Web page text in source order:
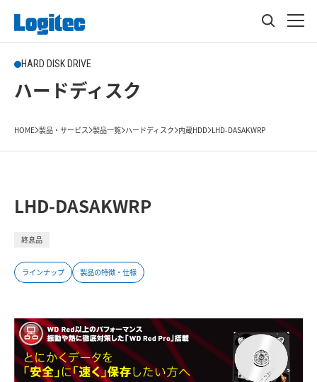
HARD DISK DRIVE
ハードディスク
HOME 製品・サービス 製品一覧 ハードディスク 内蔵HDD LHD-DASAKWRP
LHD-DASAKWRP
終息品
ラインナップ 製品の特徴・仕様